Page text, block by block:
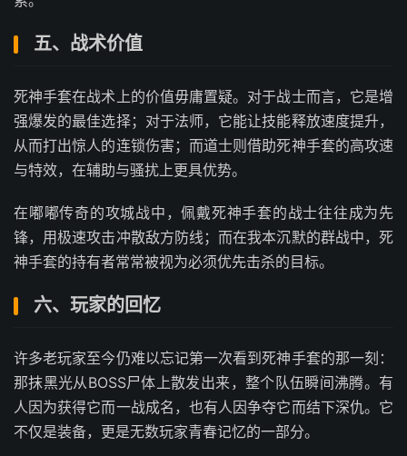
五、战术价值
死神手套在战术上的价值毋庸置疑。对于战士而言，它是增
强爆发的最佳选择；对于法师，它能让技能释放速度提升，
从而打出惊人的连锁伤害；而道士则借助死神手套的高攻速
与特效，在辅助与骚扰上更具优势。
在嘟嘟传奇的攻城战中，佩戴死神手套的战士往往成为先
锋，用极速攻击冲散敌方防线；而在我本沉默的群战中，死
神手套的持有者常常被视为必须优先击杀的目标。
六、玩家的回忆
许多老玩家至今仍难以忘记第一次看到死神手套的那一刻：
那抹黑光从BOSS尸体上散发出来，整个队伍瞬间沸腾。有
人因为获得它而一战成名，也有人因争夺它而结下深仇。它
不仅是装备，更是无数玩家青春记忆的一部分。